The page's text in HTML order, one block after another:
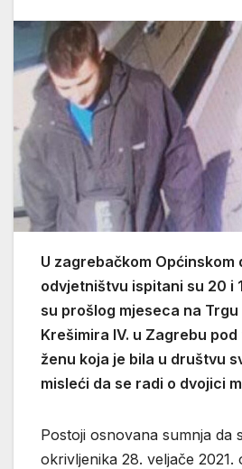
U zagrebačkom Općinskom
odvjetništvu ispitani su 20 i
su prošlog mjeseca na
Krešimira IV. u Zagrebu
ženu koja je bila u društvu
misleći da se radi o dvojici
Postoji osnovana sumnja da
okrivljenika 28. veljače 2021.